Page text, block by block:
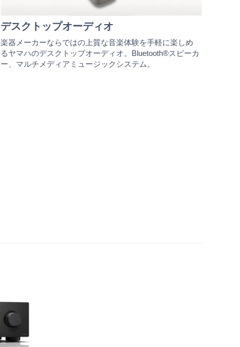
デスクトップオーディオ
楽器メーカーならではの上質な音楽体験を手軽に楽しめ
るヤマハのデスクトップオーディオ。Bluetooth®スピーカ
ー、マルチメディアミュージックシステム。